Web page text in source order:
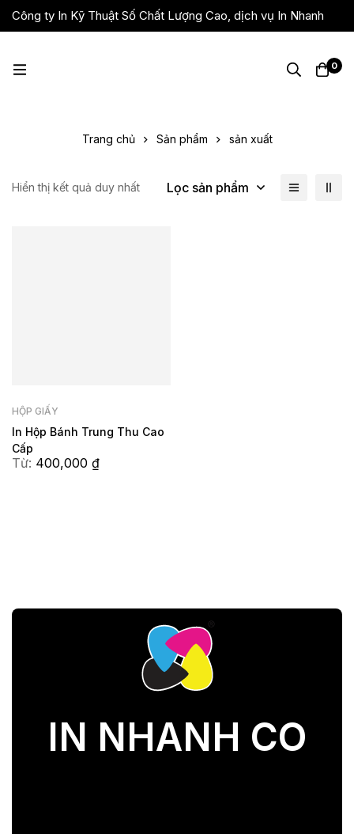
Công ty In Kỹ Thuật Số Chất Lượng Cao, dịch vụ In Nhanh
Giá Rẻ, Lấy Liền
0
Trang chủ Sản phẩm sản xuất
Hiển thị kết quả duy nhất Lọc sản phẩm
HỘP GIẤY
In Hộp Bánh Trung Thu Cao
Cấp
Từ: 400,000 ₫
IN NHANH CO